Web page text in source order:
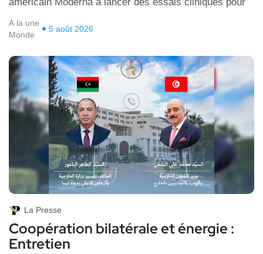
américain Moderna à lancer des essais cliniques pour
A la une
Monde
5 août 2026
La Presse
Coopération bilatérale et énergie :
Entretien